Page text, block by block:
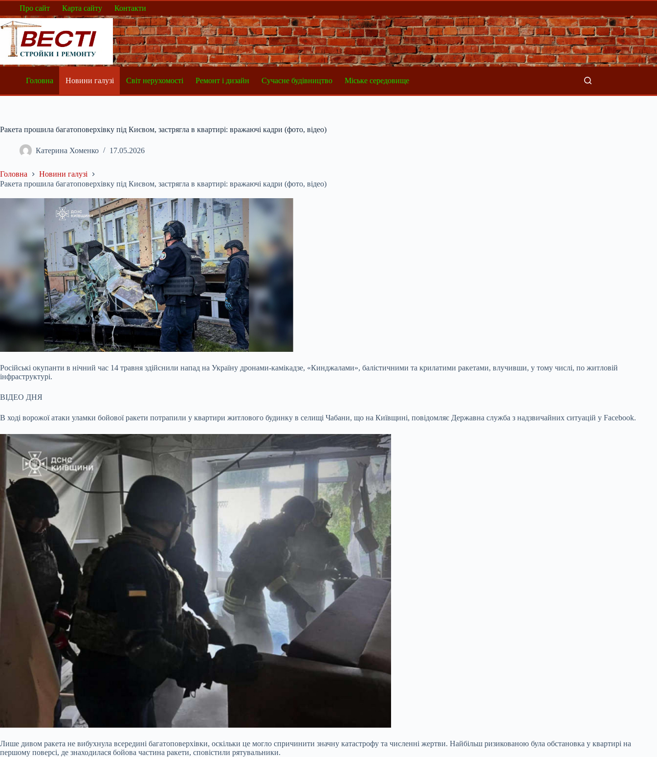
Перейти
вмісту
Про сайт Карта сайту Контакти
Головна Новини галузі Світ нерухомості Ремонт і дизайн Сучасне будівництво Міське середовище
Ракета прошила багатоповерхівку під Києвом, застрягла в квартирі: вражаючі кадри (фото, відео)
Катерина Хоменко 17.05.2026
Головна
Новини галузі
Ракета прошила багатоповерхівку під Києвом, застрягла в квартирі: вражаючі кадри (фото, відео)
Російські окупанти в нічний час 14 травня здійснили напад на Україну дронами-камікадзе, «Кинджалами», балістичними та крилатими ракетами, влучивши, у тому числі, по житловій
інфраструктурі.
ВІДЕО ДНЯ
В ході ворожої атаки уламки бойової ракети потрапили у квартири житлового будинку в селищі Чабани, що на Київщині, повідомляє Державна служба з надзвичайних ситуацій у Facebook.
Лише дивом ракета не вибухнула всередині багатоповерхівки, оскільки це могло спричинити значну катастрофу та численні жертви. Найбільш ризикованою була обстановка у квартирі на
першому поверсі, де знаходилася бойова частина ракети, сповістили рятувальники.